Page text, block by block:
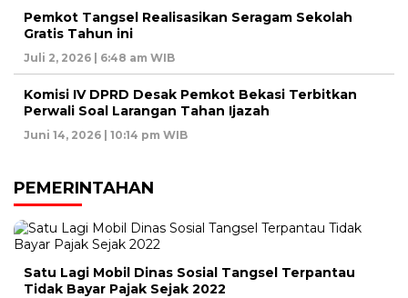
Pemkot Tangsel Realisasikan Seragam Sekolah
Gratis Tahun ini
Juli 2, 2026 | 6:48 am WIB
Komisi IV DPRD Desak Pemkot Bekasi Terbitkan
Perwali Soal Larangan Tahan Ijazah
Juni 14, 2026 | 10:14 pm WIB
PEMERINTAHAN
Satu Lagi Mobil Dinas Sosial Tangsel Terpantau
Tidak Bayar Pajak Sejak 2022